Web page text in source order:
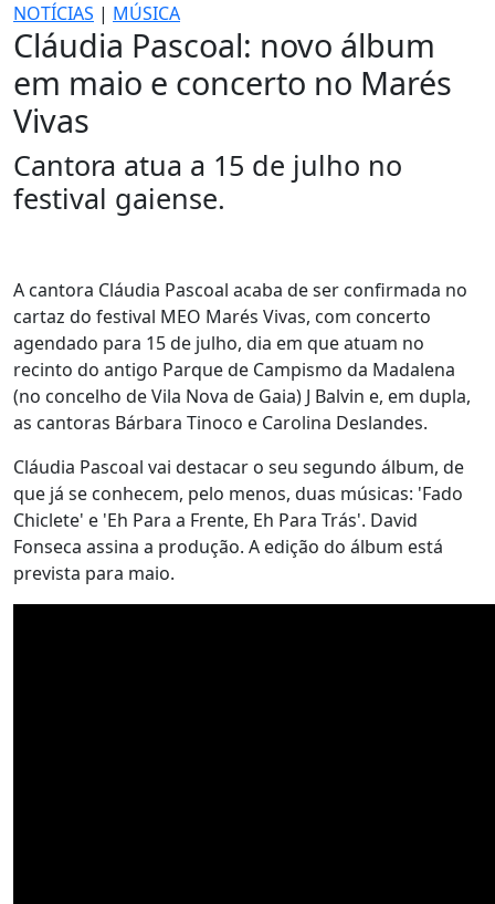
NOTÍCIAS | MÚSICA
Cláudia Pascoal: novo álbum
em maio e concerto no Marés
Vivas
Cantora atua a 15 de julho no
festival gaiense.
A cantora Cláudia Pascoal acaba de ser confirmada no
cartaz do festival MEO Marés Vivas, com concerto
agendado para 15 de julho, dia em que atuam no
recinto do antigo Parque de Campismo da Madalena
(no concelho de Vila Nova de Gaia) J Balvin e, em dupla,
as cantoras Bárbara Tinoco e Carolina Deslandes.
Cláudia Pascoal vai destacar o seu segundo álbum, de
que já se conhecem, pelo menos, duas músicas: 'Fado
Chiclete' e 'Eh Para a Frente, Eh Para Trás'. David
Fonseca assina a produção. A edição do álbum está
prevista para maio.